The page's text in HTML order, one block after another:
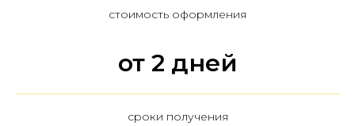
стоимость оформления
от 2 дней
сроки получения